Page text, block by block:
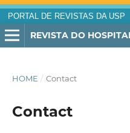
PORTAL DE REVISTAS DA USP
REVISTA DO
HOME / Contact
Contact